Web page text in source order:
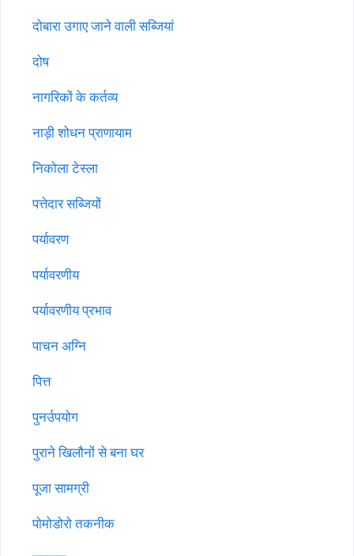
दोबारा उगाए जाने वाली सब्जियां
दोष
नागरिकों के कर्तव्य
नाड़ी शोधन प्राणायाम
निकोला टेस्ला
पत्तेदार सब्जियों
पर्यावरण
पर्यावरणीय
पर्यावरणीय प्रभाव
पाचन अग्नि
पित्त
पुनर्उपयोग
पुराने खिलौनों से बना घर
पूजा सामग्री
पोमोडोरो तकनीक